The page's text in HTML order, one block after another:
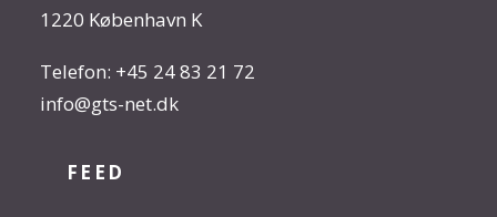
1220 København K
Telefon: +45 24 83 21 72
info@gts-net.dk
FEED